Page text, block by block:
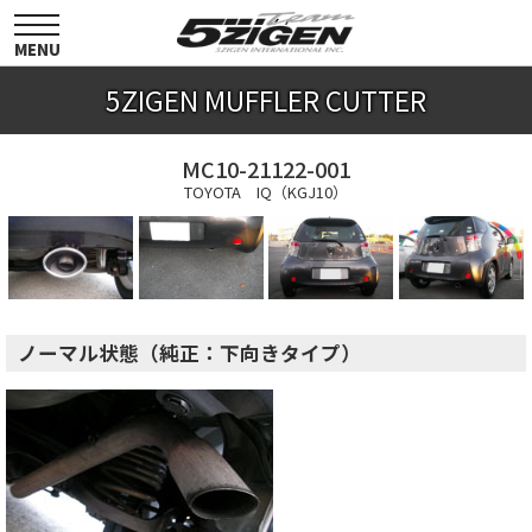
toggle
navigation
MENU
5ZIGEN MUFFLER CUTTER
MC10-21122-001
TOYOTA IQ（KGJ10）
ノーマル状態（純正：下向きタイプ）